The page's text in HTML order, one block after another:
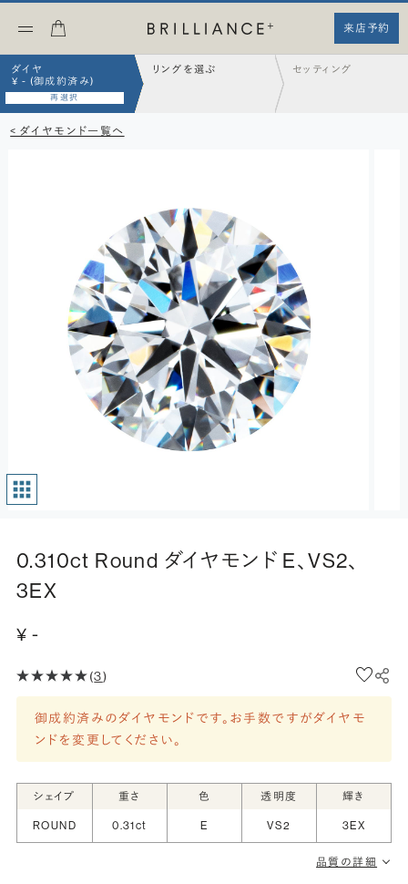
来店予約
ダイヤ
¥ - (御成約済み)
再選択
リングを選ぶ セッティング
< ダイヤモンド一覧へ
0.310ct Round ダイヤモンド E、VS2、
3EX
¥ -
(3)
御成約済みのダイヤモンドです。お手数ですがダイヤモ
ンドを変更してください。
シェイプ 重さ 色 透明度 輝き
ROUND 0.31ct E VS2 3EX
品質の詳細